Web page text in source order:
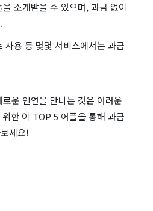
소개받을 수 있으며, 과금 없이
사용 등 몇몇 서비스에서는 과금
운 인연을 만나는 것은 어려운
한 이 TOP 5 어플을 통해 과금
세요!